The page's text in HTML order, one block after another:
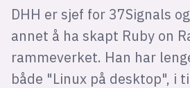
DHH er sjef for 37Signals
annet å ha skapt Ruby on
rammeverket. Han har
både "Linux på desktop", i